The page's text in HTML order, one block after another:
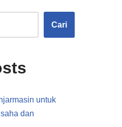
Cari
untuk
dan